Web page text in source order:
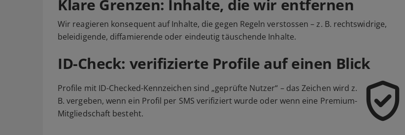
Klare Grenzen: Inhalte, die wir entfernen
Wir reagieren konsequent auf Inhalte, die gegen Regeln verstossen – z. B. rechtswidrige,
beleidigende, diffamierende oder eindeutig täuschende Inhalte.
ID-Check: verifizierte Profile auf einen Blick
Profile mit ID-Checked-Kennzeichen sind „geprüfte Nutzer“ – das Zeichen wird z.
B. vergeben, wenn ein Profil per SMS verifiziert wurde oder wenn eine Premium-
Mitgliedschaft besteht.